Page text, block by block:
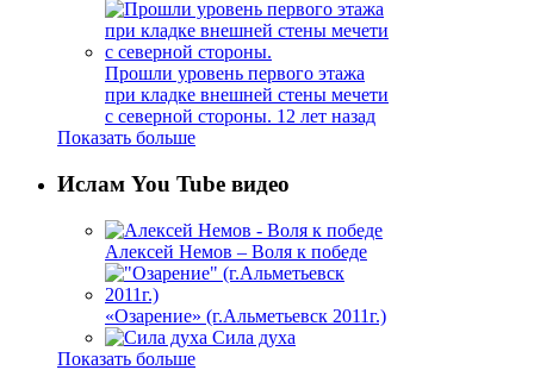
Прошли уровень первого этажа
при кладке внешней стены мечети
с северной стороны. 12 лет назад
Показать больше
Ислам You Tube видео
Алексей Немов – Воля к победе
«Озарение» (г.Альметьевск 2011г.)
Сила духа
Показать больше